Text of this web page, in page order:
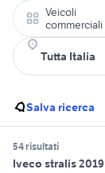
Veicoli
commerciali
Salva ricerca
54 risultati
Iveco stralis 2019